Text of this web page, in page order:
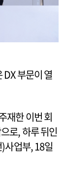
DX 부문이 열
재한 이번 회
로, 하루 뒤인
사업부, 18일